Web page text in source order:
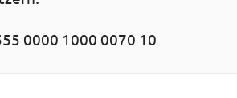
0000 1000 0070 10